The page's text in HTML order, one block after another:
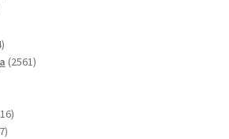
1024
ürün25612561
116
1537